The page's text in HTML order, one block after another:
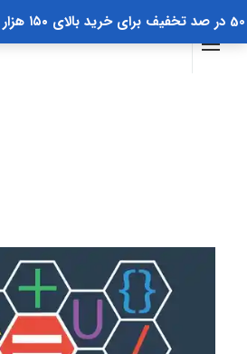
50 در صد تخفیف برای خرید بالای ۱۵۰ هزار تومان با کد off50